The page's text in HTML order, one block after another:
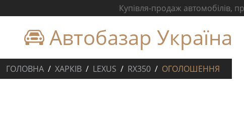
Купівля-продаж автомобілів,
Автобазар Україна
ГОЛОВНА ХАРКІВ LEXUS RX350 ОГОЛОШЕННЯ